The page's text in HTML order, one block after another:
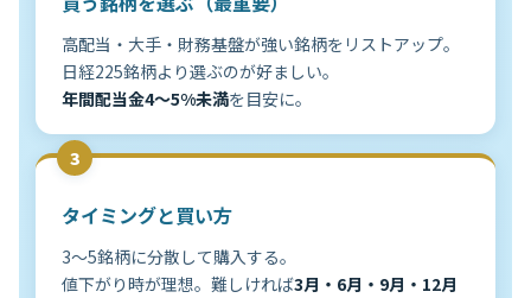
高配当・大手・財務基盤が強い銘柄をリストアップ。
日経225銘柄より選ぶのが好ましい。
年間配当金4〜5%未満を目安に。
3
タイミングと買い方
3〜5銘柄に分散して購入する。
値下がり時が理想。難しければ3月・6月・9月・12月